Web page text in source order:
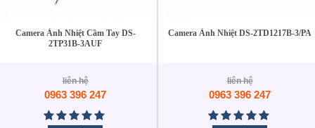
Camera Ảnh Nhiệt Cầm Tay DS-
2TP31B-3AUF
liên hệ
0963 396 247
Camera Ảnh Nhiệt DS-2TD1217B-3/PA
liên hệ
0963 396 247